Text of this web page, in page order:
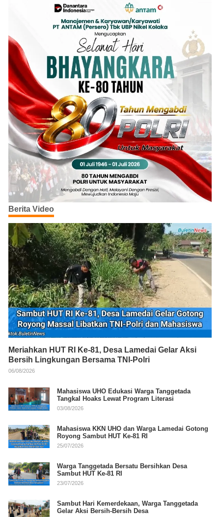
Berita Video
Meriahkan HUT RI Ke-81, Desa Lamedai Gelar Aksi
Bersih Lingkungan Bersama TNI-Polri
06/08/2026
Mahasiswa UHO Edukasi Warga Tanggetada
Tangkal Hoaks Lewat Program Literasi
03/08/2026
Mahasiswa KKN UHO dan Warga Lamedai Gotong
Royong Sambut HUT Ke-81 RI
25/07/2026
Warga Tanggetada Bersatu Bersihkan Desa
Sambut HUT Ke-81 RI
23/07/2026
Sambut Hari Kemerdekaan, Warga Tanggetada
Gelar Aksi Bersih-Bersih Desa